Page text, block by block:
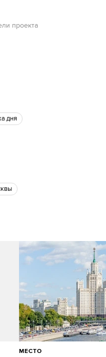
проекта
дня
МЕСТО